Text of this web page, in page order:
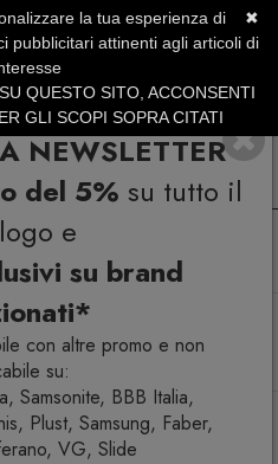
NEWSLETTER
del 5% su tutto il
e
su brand
con altre promo e non
su:
Samsonite, BBB Italia,
Plust, Samsung, Faber,
VG, Slide
+39.0773.470.562
| Fino al 31 Agosto
Poltrone e chaise longue
famosi
Pelle Cavallino Spinneybeck
✖
la tua esperienza di
pubblicitari attinenti agli articoli di
QUESTO SITO, ACCONSENTI
GLI SCOPI SOPRA CITATI